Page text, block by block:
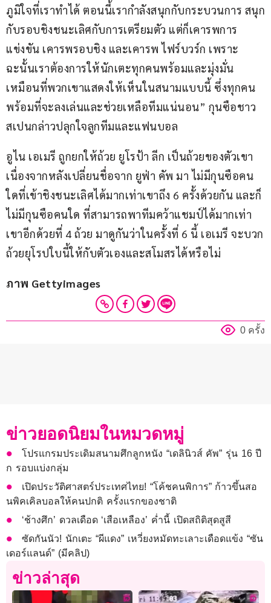
ภูมิใจที่เราทำได้ ตอนนี้เรากำลังสนุกกับกระบวนการ สนุก
กับรอบชิงชนะเลิศกับการเตรียมตัว แต่ก็เคารพการ
แข่งขัน เคารพรอบชิง และเคารพ ไฟร์บวร์ก เพราะ
ฉะนั้นเราต้องการให้นักเตะทุกคนพร้อมและมุ่งมั่น
เหมือนที่พวกเขาแสดงให้เห็นในสนามแบบนี้ ซึ่งทุกคน
พร้อมที่จะลงเล่นและช่วยเหลือทีมแน่นอน” กุนซือชาว
สเปนกล่าวปลุกใจลูกทีมและแฟนบอล
อูไน เอเมรี ถูกยกให้ถ้วย ยูโรป้า ลีก เป็นถ้วยของตัวเขา
เนื่องจากหลังเปลี่ยนชื่อจาก ยูฟ่า คัพ มา ไม่มีกุนซือคน
ใดที่เข้าชิงชนะเลิศได้มากเท่าเขาถึง 6 ครั้งด้วยกัน และก็
ไม่มีกุนซือคนใด ที่สามารถพาทีมคว้าแชมป์ได้มากเท่า
เขาอีกด้วยที่ 4 ถ้วย มาดูกันว่าในครั้งที่ 6 นี้ เอเมรี จะบวก
ถ้วยยุโรปใบนี้ให้กับตัวเองและสโมสรได้หรือไม่
ภาพ Gettyimages
0 ครั้ง
ข่าวยอดนิยมในหมวดหมู่
โปรแกรมประเดิมสนามศึกลูกหนัง “เดลินิวส์ คัพ” รุ่น 16 ปี
ก รอบแบ่งกลุ่ม
เปิดประวัติศาสตร์ประเทศไทย! “โค้ชคนพิการ” ก้าวขึ้นสอ
นพิคเคิลบอลให้คนปกติ ครั้งแรกของชาติ
‘ช้างศึก’ ดวลเดือด ‘เสือเหลือง’ ค่ำนี้ เปิดสถิติสุดสูสี
ซัดกันนัว! นักเตะ “ผีแดง” เหวี่ยงหมัดทะเลาะเดือดแข้ง “ซัน
เดอร์แลนด์” (มีคลิป)
ข่าวล่าสุด